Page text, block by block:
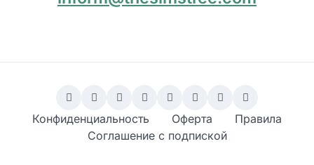
Конфиденциальность Оферта
Правила
Соглашение с подпиской